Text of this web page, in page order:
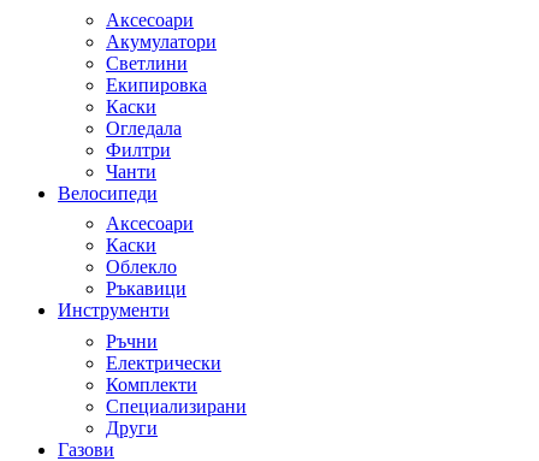
Аксесоари
Акумулатори
Светлини
Екипировка
Каски
Огледала
Филтри
Чанти
Велосипеди
Аксесоари
Каски
Облекло
Ръкавици
Инструменти
Ръчни
Електрически
Комплекти
Специализирани
Други
Газови